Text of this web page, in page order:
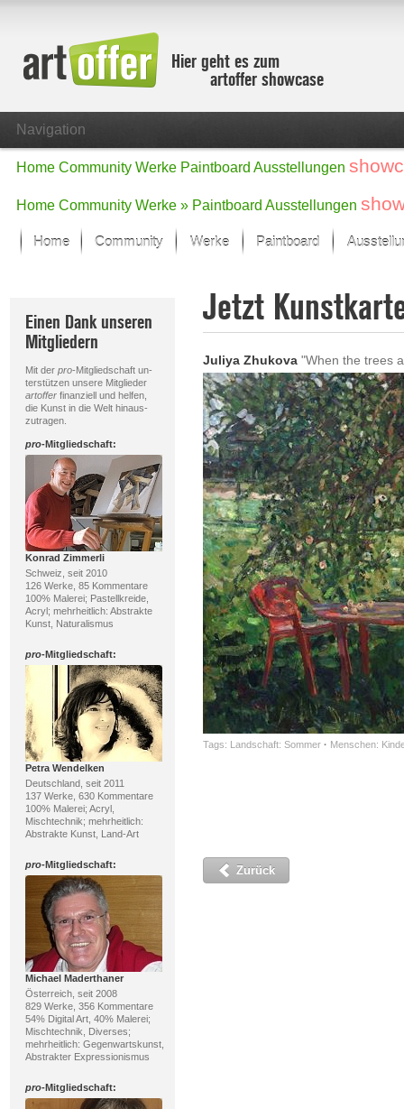
Hier geht es zum
artoffer showcase
Navigation
Home Community Werke Paintboard Ausstellungen
Home Community Werke » Paintboard Ausstellungen
Home Community Werke
Der letzte Monat im Fokus
Alle Fokus-Werke
Fokus-Werke
Neue Werke – Auswahl
Alle neuen Werke
Paintboard
Einen Dank unseren
Mitgliedern
Mit der pro-Mitgliedschaft un-
terstützen unsere Mitglieder
artofferfinanziell und helfen,
die Kunst in die Welt hinaus-
zutragen.
pro-Mitgliedschaft:
Konrad Zimmerli
Schweiz, seit 2010
126 Werke, 85 Kommentare
100% Malerei; Pastellkreide,
Acryl; mehrheitlich: Abstrakte
Kunst, Naturalismus
pro-Mitgliedschaft:
Petra Wendelken
Deutschland, seit 2011
137 Werke, 630 Kommentare
100% Malerei; Acryl,
Mischtechnik; mehrheitlich:
Abstrakte Kunst, Land-Art
pro-Mitgliedschaft:
Michael Maderthaner
Österreich, seit 2008
829 Werke, 356 Kommentare
54% Digital Art, 40% Malerei;
Mischtechnik, Diverses;
mehrheitlich: Gegenwartskunst,
Abstrakter Expressionismus
pro-Mitgliedschaft:
Jetzt
Juliya Zhukova"When the trees
Tags: Landschaft: Sommer · Menschen:
Zurück